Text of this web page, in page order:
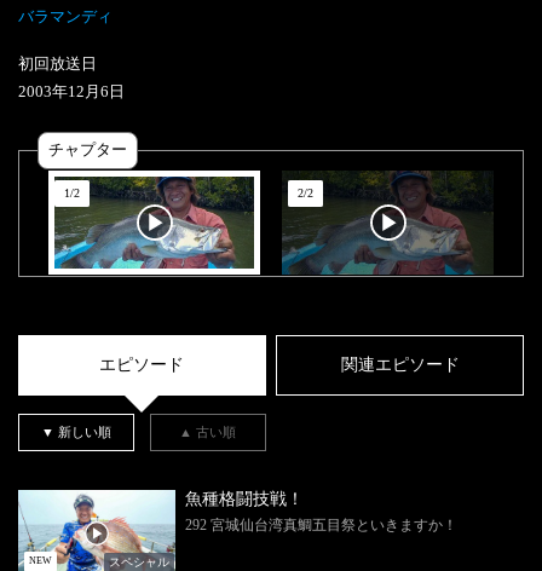
バラマンディ
初回放送日
2003年12 月 6 日
チャプター
1/2 2/2
エピソード 関連エピソード
▼ 新しい順 ▲ 古い順
NEW スペシャル
魚種格闘技戦！
292 宮城仙台湾真鯛五目祭といきますか！